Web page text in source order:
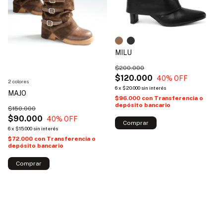
MAJO
$90.000
$150.000
40% OFF
6x $15.000 sin interés
$72.000 con Transferencia o
depósito bancario
2 colores
Comprar
MILU
$120.000
$200.000
40% OFF
6x $20.000 sin interés
$96.000 con Transferencia o
depósito bancario
Comprar